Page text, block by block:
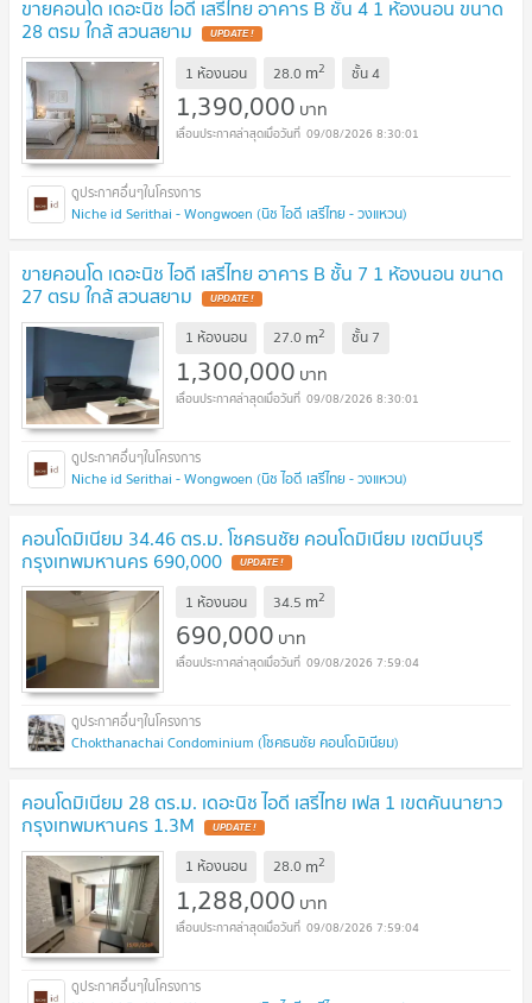
ขายคอนโด เดอะนิช ไอดี เสรีไทย อาคาร B ชั้น 4 1 ห้องนอน ขนาด
28 ตรม ใกล้ สวนสยาม UPDATE !
1 ห้องนอน 28.0 m2 ชั้น4
1,390,000 บาท
09/08/2026 8:30:01
Niche id Serithai - Wongwoen (นิช ไอดี เสรีไทย - วงแหวน)
ขายคอนโด เดอะนิช ไอดี เสรีไทย อาคาร B ชั้น 7 1 ห้องนอน ขนาด
27 ตรม ใกล้ สวนสยาม UPDATE !
1 ห้องนอน 27.0 m2 ชั้น 7
1,300,000 บาท
09/08/2026 8:30:01
Niche id Serithai - Wongwoen (นิช ไอดี เสรีไทย - วงแหวน)
คอนโดมิเนียม 34.46 ตร.ม. โชคธนชัย คอนโดมิเนียม เขตมีนบุรี
กรุงเทพมหานคร 690,000 UPDATE !
1 ห้องนอน 34.5 m2
690,000 บาท
09/08/2026 7:59:04
Chokthanachai Condominium (โชคธนชัย คอนโดมิเนียม)
คอนโดมิเนียม 28 ตร.ม. เดอะนิช ไอดี เสรีไทย เฟส 1 เขตคันนายาว
กรุงเทพมหานคร 1.3M UPDATE !
1 ห้องนอน 28.0 m2
1,288,000 บาท
09/08/2026 7:59:04